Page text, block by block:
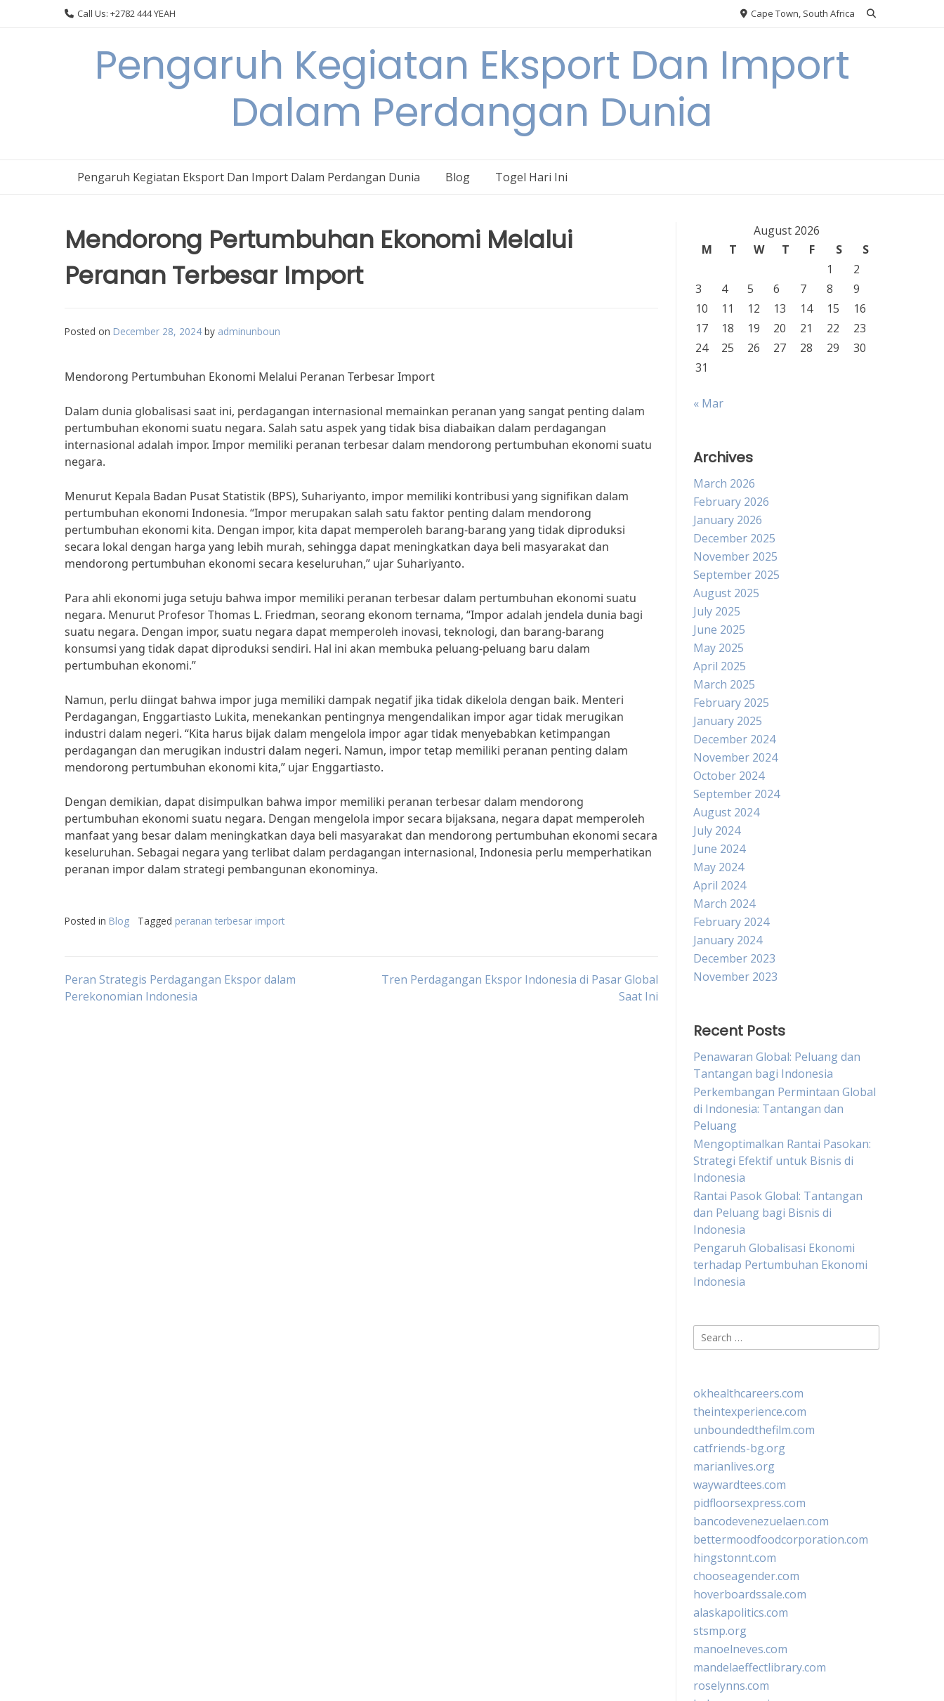
Call Us: +2782 444 YEAH Cape Town, South Africa
Pengaruh Kegiatan Eksport Dan Import
Dalam Perdangan Dunia
Pengaruh Kegiatan Eksport Dan Import Dalam Perdangan Dunia Blog Togel Hari Ini
Mendorong Pertumbuhan Ekonomi Melalui
Peranan Terbesar Import
Posted on December 28, 2024 by adminunboun
Mendorong Pertumbuhan Ekonomi Melalui Peranan Terbesar Import
Dalam dunia globalisasi saat ini, perdagangan internasional memainkan peranan yang sangat penting dalam
pertumbuhan ekonomi suatu negara. Salah satu aspek yang tidak bisa diabaikan dalam perdagangan
internasional adalah impor. Impor memiliki peranan terbesar dalam mendorong pertumbuhan ekonomi suatu
negara.
Menurut Kepala Badan Pusat Statistik (BPS), Suhariyanto, impor memiliki kontribusi yang signifikan dalam
pertumbuhan ekonomi Indonesia. “Impor merupakan salah satu faktor penting dalam mendorong
pertumbuhan ekonomi kita. Dengan impor, kita dapat memperoleh barang-barang yang tidak diproduksi
secara lokal dengan harga yang lebih murah, sehingga dapat meningkatkan daya beli masyarakat dan
mendorong pertumbuhan ekonomi secara keseluruhan,” ujar Suhariyanto.
Para ahli ekonomi juga setuju bahwa impor memiliki peranan terbesar dalam pertumbuhan ekonomi suatu
negara. Menurut Profesor Thomas L. Friedman, seorang ekonom ternama, “Impor adalah jendela dunia bagi
suatu negara. Dengan impor, suatu negara dapat memperoleh inovasi, teknologi, dan barang-barang
konsumsi yang tidak dapat diproduksi sendiri. Hal ini akan membuka peluang-peluang baru dalam
pertumbuhan ekonomi.”
Namun, perlu diingat bahwa impor juga memiliki dampak negatif jika tidak dikelola dengan baik. Menteri
Perdagangan, Enggartiasto Lukita, menekankan pentingnya mengendalikan impor agar tidak merugikan
industri dalam negeri. “Kita harus bijak dalam mengelola impor agar tidak menyebabkan ketimpangan
perdagangan dan merugikan industri dalam negeri. Namun, impor tetap memiliki peranan penting dalam
mendorong pertumbuhan ekonomi kita,” ujar Enggartiasto.
Dengan demikian, dapat disimpulkan bahwa impor memiliki peranan terbesar dalam mendorong
pertumbuhan ekonomi suatu negara. Dengan mengelola impor secara bijaksana, negara dapat memperoleh
manfaat yang besar dalam meningkatkan daya beli masyarakat dan mendorong pertumbuhan ekonomi secara
keseluruhan. Sebagai negara yang terlibat dalam perdagangan internasional, Indonesia perlu memperhatikan
peranan impor dalam strategi pembangunan ekonominya.
Posted in Blog Tagged peranan terbesar import
Post
Peran Strategis Perdagangan Ekspor dalam
Perekonomian Indonesia
Tren Perdagangan Ekspor Indonesia di Pasar Global
Saat Ini
August 2026
M
T W T F S
S
1
2
3
4 5 6 7 8
9
10
11 12 13 14 15
16
17
18 19 20 21 22
23
24
25 26 27 28 29
30
31
« Mar
Archives
March 2026
February 2026
January 2026
December 2025
November 2025
September 2025
August 2025
July 2025
June 2025
May 2025
April 2025
March 2025
February 2025
January 2025
December 2024
November 2024
October 2024
September 2024
August 2024
July 2024
June 2024
May 2024
April 2024
March 2024
February 2024
January 2024
December 2023
November 2023
Recent Posts
Penawaran Global: Peluang dan
Tantangan bagi Indonesia
Perkembangan Permintaan Global
di Indonesia: Tantangan dan
Peluang
Mengoptimalkan Rantai Pasokan:
Strategi Efektif untuk Bisnis di
Indonesia
Rantai Pasok Global: Tantangan
dan Peluang bagi Bisnis di
Indonesia
Pengaruh Globalisasi Ekonomi
terhadap Pertumbuhan Ekonomi
Indonesia
Search
for:
okhealthcareers.com
theintexperience.com
unboundedthefilm.com
catfriends-bg.org
marianlives.org
waywardtees.com
pidfloorsexpress.com
bancodevenezuelaen.com
bettermoodfoodcorporation.com
hingstonnt.com
chooseagender.com
hoverboardssale.com
alaskapolitics.com
stsmp.org
manoelneves.com
mandelaeffectlibrary.com
roselynns.com